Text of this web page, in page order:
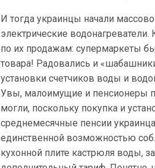
И тогда украинцы начали
электрические
по их продажам: супермаркеты
товара! Радовались и
установки счетчиков воды и
Увы, малоимущие и пенсионеры
могли, поскольку покупка и
среднемесячные пенсии
единственной возможностью
кухонной плите кастрюля воды,